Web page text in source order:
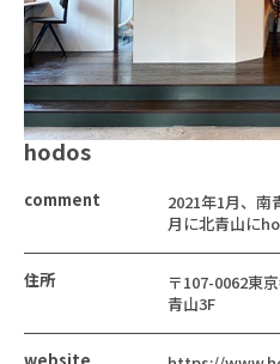
hodos
comment
2021年1月、南
月に北青山に
住所
〒107-0062東
青山3F